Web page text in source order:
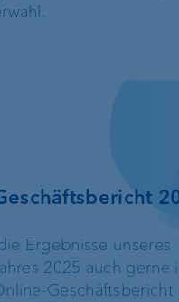
Ergebnisse unseres
2025 auch gerne
Geschäftsbericht